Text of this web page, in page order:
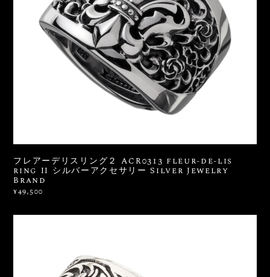
フレアーデリスリング２ ACR0313 fleur-de-lis
ring II シルバーアクセサリー Silver Jewelry
Brand
¥49,500